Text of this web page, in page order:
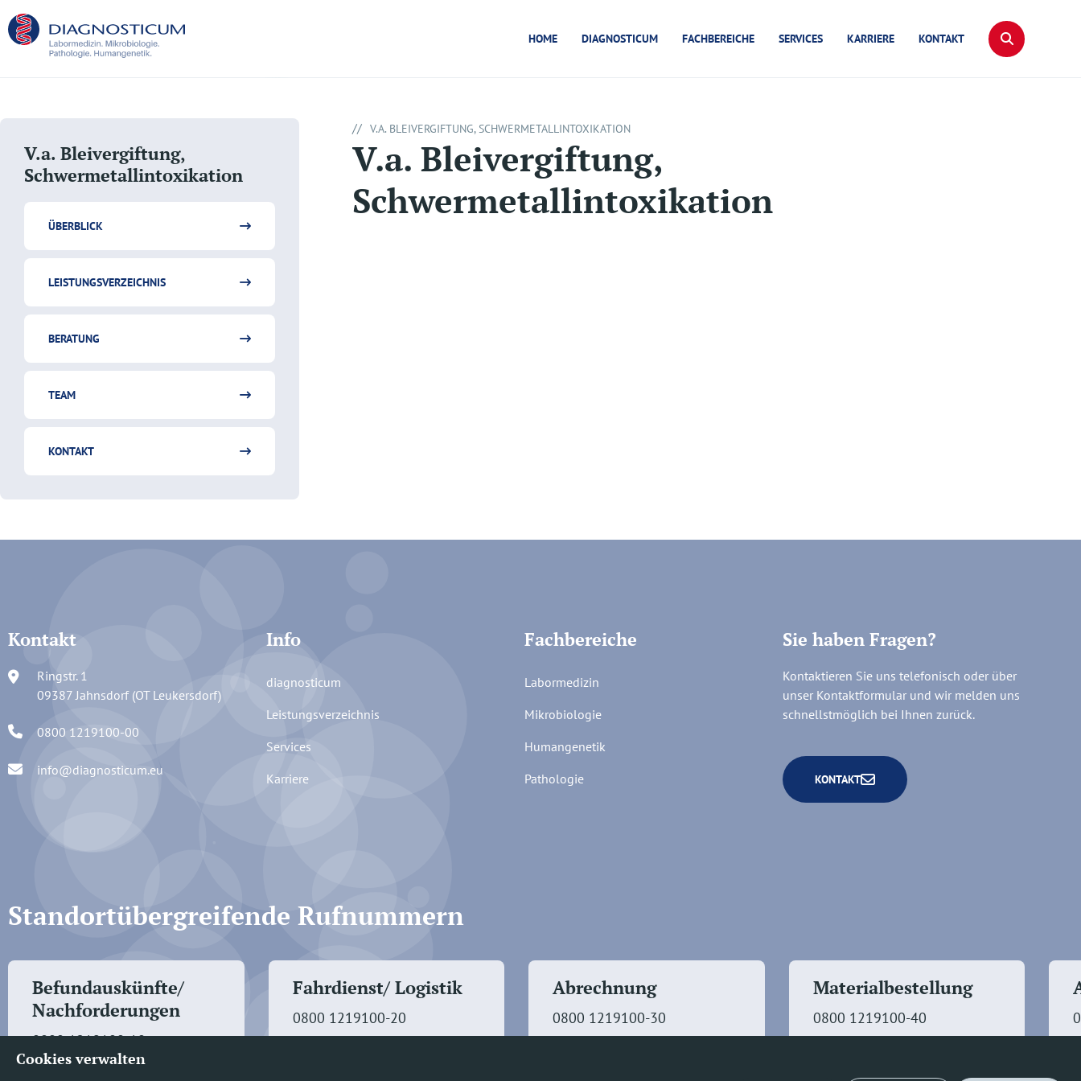
Cookies verwalten
HOME DIAGNOSTICUM FACHBEREICHE SERVICES KARRIERE KONTAKT
V.a. Bleivergiftung,
Schwermetallintoxikation
ÜBERBLICK
LEISTUNGSVERZEICHNIS
BERATUNG
TEAM
KONTAKT
// V.A. BLEIVERGIFTUNG, SCHWERMETALLINTOXIKATION
V.a. Bleivergiftung,
Schwermetallintoxikation
Kontakt
Ringstr. 1
09387 Jahnsdorf (OT Leukersdorf)
0800 1219100-00
info@diagnosticum.eu
Info
diagnosticum
Leistungsverzeichnis
Services
Karriere
Fachbereiche
Labormedizin
Mikrobiologie
Humangenetik
Pathologie
Sie haben Fragen?
Kontaktieren Sie uns telefonisch oder über
unser Kontaktformular und wir melden uns
schnellstmöglich bei Ihnen zurück.
KONTAKT
Standortübergreifende Rufnummern
Befundauskünfte/
Nachforderungen
0800 1219100-10
Fahrdienst/ Logistik
0800 1219100-20
Abrechnung
0800 1219100-30
Materialbestellung
0800 1219100-40